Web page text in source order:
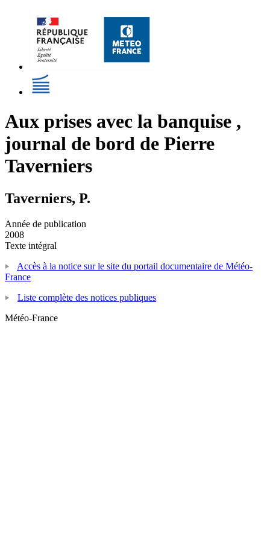
Aux prises avec la banquise ,
journal de bord de Pierre
Taverniers
Taverniers, P.
Année de publication
2008
Texte intégral
Accès à la notice sur le site du portail documentaire de Météo-
France
Liste complète des notices publiques
Météo-France